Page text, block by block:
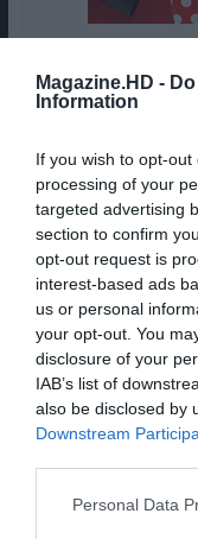
Magazine.HD -
Information
If you wish to opt-
processing of your
targeted advertising
section to confirm
opt-out request is
interest-based ads
us or personal
your opt-out. You
disclosure of your
IAB’s list of
also be disclosed by
Downstream
Personal Data
Christmas